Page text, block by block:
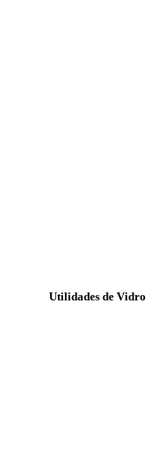
Utilidades de Vidro